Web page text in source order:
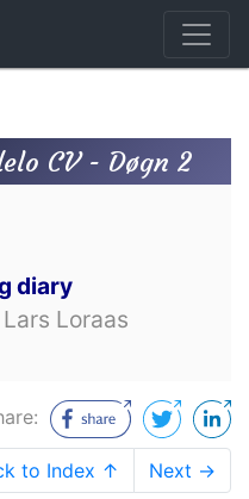
CV - Døgn 2
diary
Loraas
to Index ↑ Next →